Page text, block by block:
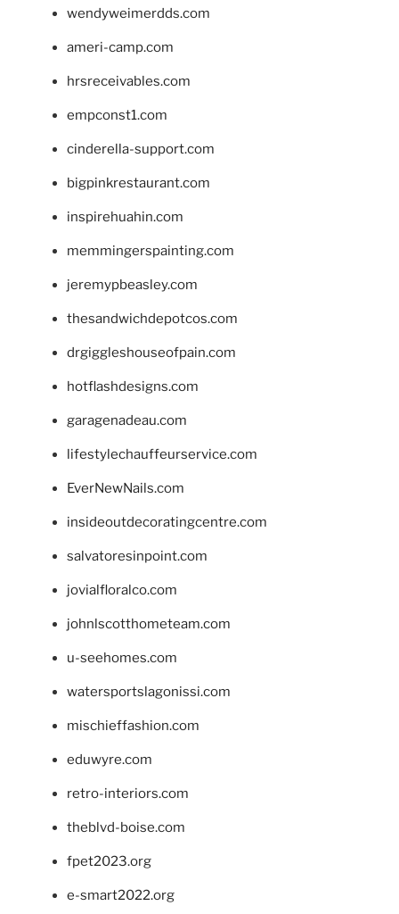
wendyweimerdds.com
ameri-camp.com
hrsreceivables.com
empconst1.com
cinderella-support.com
bigpinkrestaurant.com
inspirehuahin.com
memmingerspainting.com
jeremypbeasley.com
thesandwichdepotcos.com
drgiggleshouseofpain.com
hotflashdesigns.com
garagenadeau.com
lifestylechauffeurservice.com
EverNewNails.com
insideoutdecoratingcentre.com
salvatoresinpoint.com
jovialfloralco.com
johnlscotthometeam.com
u-seehomes.com
watersportslagonissi.com
mischieffashion.com
eduwyre.com
retro-interiors.com
theblvd-boise.com
fpet2023.org
e-smart2022.org